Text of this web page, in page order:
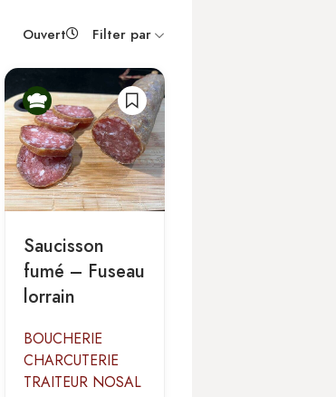
Ouvert Filter par
Saucisson
fumé – Fuseau
lorrain
BOUCHERIE
CHARCUTERIE
TRAITEUR NOSAL